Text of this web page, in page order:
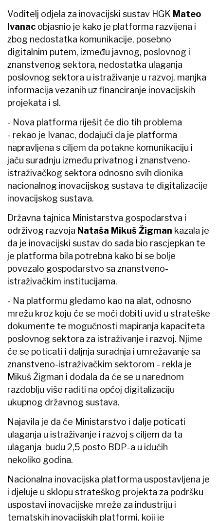
Voditelj odjela za inovacijski sustav HGK Mateo
Ivanac objasnio je kako je platforma razvijena i
zbog nedostatka komunikacije, posebno
digitalnim putem, između javnog, poslovnog i
znanstvenog sektora, nedostatka ulaganja
poslovnog sektora u istraživanje u razvoj, manjka
informacija vezanih uz financiranje inovacijskih
projekata i sl.
- Nova platforma riješit će dio tih problema
- rekao je Ivanac, dodajući da je platforma
napravljena s ciljem da potakne komunikaciju i
jaču suradnju između privatnog i znanstveno-
istraživačkog sektora odnosno svih dionika
nacionalnog inovacijskog sustava te digitalizacije
inovacijskog sustava.
Državna tajnica Ministarstva gospodarstva i
održivog razvoja Nataša Mikuš Žigman kazala je
da je inovacijski sustav do sada bio rascjepkan te
je platforma bila potrebna kako bi se bolje
povezalo gospodarstvo sa znanstveno-
istraživačkim institucijama.
- Na platformu gledamo kao na alat, odnosno
mrežu kroz koju će se moći dobiti uvid u strateške
dokumente te mogućnosti mapiranja kapaciteta
poslovnog sektora za istraživanje i razvoj. Njime
će se poticati i daljnja suradnja i umrežavanje sa
znanstveno-istraživačkim sektorom - rekla je
Mikuš Žigman i dodala da će se u narednom
razdoblju više raditi na općoj digitalizaciju
ukupnog državnog sustava.
Najavila je da će Ministarstvo i dalje poticati
ulaganja u istraživanje i razvoj s ciljem da ta
ulaganja budu 2,5 posto BDP-a u idućih
nekoliko godina.
Nacionalna inovacijska platforma uspostavljena je
i djeluje u sklopu strateškog projekta za podršku
uspostavi inovacijske mreže za industriju i
tematskih inovacijskih platformi, koji je